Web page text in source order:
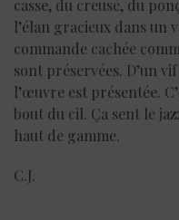
casse, du creusé, du
l’élan gracieux dans un
commande cachée
sont préservées. D’un
l’œuvre est présentée.
bout du cil. Ça sent le
haut de gamme.
C.J.